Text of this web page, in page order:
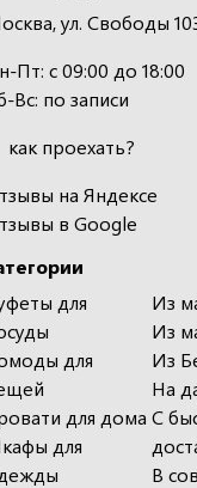
для
для
для дома
для
Из
Из
Из
На
С
В
ул. Свободы
Пт: с 09:00 до 18:00
Вс: по записи
как проехать?
на Яндексе
в Google